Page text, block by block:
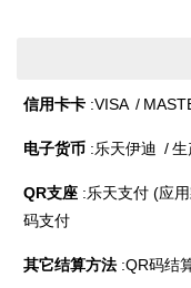
信用卡卡 VISA
电子货币 乐天伊迪 生
QR支座 乐天支付 (应
码支付
其它结算方法 QR码结